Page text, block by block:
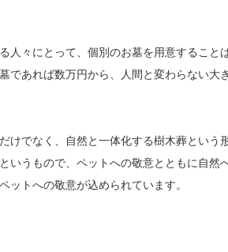
人々にとって、個別のお墓を用意すること
であれば数万円から、人間と変わらない大
けでなく、自然と一体化する樹木葬という
いうもので、ペットへの敬意とともに自然
トへの敬意が込められています。